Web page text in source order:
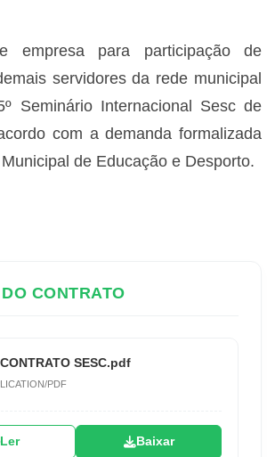
empresa para participação de
servidores da rede municipal
Seminário Internacional Sesc de
com a demanda formalizada
de Educação e Desporto.
CONTRATO
SESC.pdf
PDF
Ler Baixar